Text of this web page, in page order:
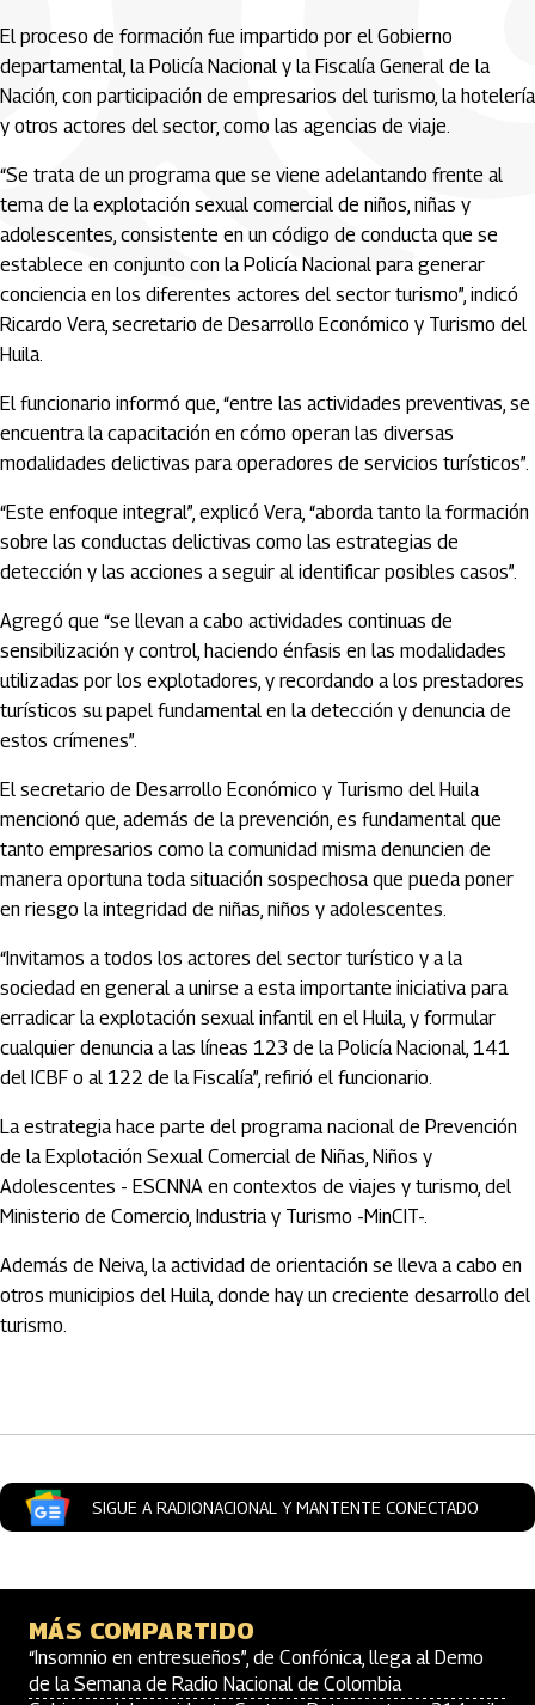
El proceso de formación fue impartido por el Gobierno
departamental, la Policía Nacional y la Fiscalía General de la
Nación, con participación de empresarios del turismo, la hotelería
y otros actores del sector, como las agencias de viaje.
“Se trata de un programa que se viene adelantando frente al
tema de la explotación sexual comercial de niños, niñas y
adolescentes, consistente en un código de conducta que se
establece en conjunto con la Policía Nacional para generar
conciencia en los diferentes actores del sector turismo”, indicó
Ricardo Vera, secretario de Desarrollo Económico y Turismo del
Huila.
El funcionario informó que, “entre las actividades preventivas, se
encuentra la capacitación en cómo operan las diversas
modalidades delictivas para operadores de servicios turísticos”.
“Este enfoque integral”, explicó Vera, “aborda tanto la formación
sobre las conductas delictivas como las estrategias de
detección y las acciones a seguir al identificar posibles casos”.
Agregó que “se llevan a cabo actividades continuas de
sensibilización y control, haciendo énfasis en las modalidades
utilizadas por los explotadores, y recordando a los prestadores
turísticos su papel fundamental en la detección y denuncia de
estos crímenes”.
El secretario de Desarrollo Económico y Turismo del Huila
mencionó que, además de la prevención, es fundamental que
tanto empresarios como la comunidad misma denuncien de
manera oportuna toda situación sospechosa que pueda poner
en riesgo la integridad de niñas, niños y adolescentes.
“Invitamos a todos los actores del sector turístico y a la
sociedad en general a unirse a esta importante iniciativa para
erradicar la explotación sexual infantil en el Huila, y formular
cualquier denuncia a las líneas 123 de la Policía Nacional, 141
del ICBF o al 122 de la Fiscalía”, refirió el funcionario.
La estrategia hace parte del programa nacional de Prevención
de la Explotación Sexual Comercial de Niñas, Niños y
Adolescentes - ESCNNA en contextos de viajes y turismo, del
Ministerio de Comercio, Industria y Turismo -MinCIT-.
Además de Neiva, la actividad de orientación se lleva a cabo en
otros municipios del Huila, donde hay un creciente desarrollo del
turismo.
SIGUE A RADIONACIONAL Y MANTENTE CONECTADO
MÁS COMPARTIDO
“Insomnio en entresueños”, de Confónica, llega al Demo
de la Semana de Radio Nacional de Colombia